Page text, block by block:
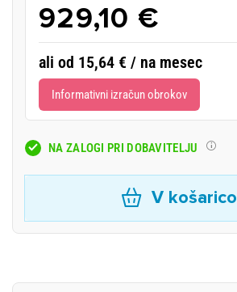
929,10 €
ali od 15,64 € / na mesec
Informativni izračun obrokov
NA ZALOGI PRI DOBAVITELJU
V košarico